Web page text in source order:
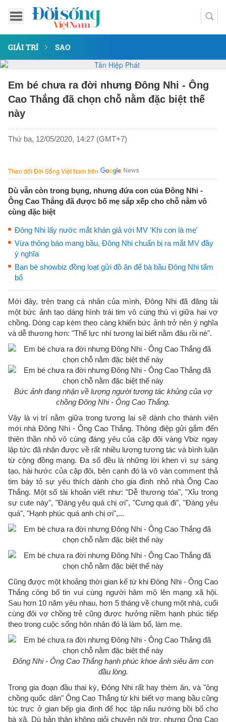
GIẢI TRÍ SAO
Em bé chưa ra đời nhưng Đông Nhi - Ông
Cao Thắng đã chọn chỗ nằm đặc biệt thế
này
Thứ ba, 12/05/2020, 14:27 (GMT+7)
Theo dõi Đời Sống Việt Nam trên
Dù vẫn còn trong bụng, nhưng đứa con của Đông Nhi -
Ông Cao Thắng đã được bố mẹ sắp xếp cho chỗ nằm vô
cùng đặc biệt
Đông Nhi lấy nước mắt khán giả với MV 'Khi con là mẹ'
Vừa thông báo mang bầu, Đông Nhi chuẩn bị ra mắt MV đầy
ý nghĩa
Bạn bè showbiz đồng loạt gửi đồ ăn để bà bầu Đông Nhi tẩm
bổ
Mới đây, trên trang cá nhân của mình, Đông Nhi đã đăng tải
một bức ảnh tạo dáng hình trái tim vô cùng thú vị giữa hai vợ
chồng. Dòng cap kèm theo càng khiến bức ảnh trở nên ý nghĩa
và dễ thương hơn: "Thế lực nhí tương lai biết nằm đâu rồi nè".
Bức ảnh đang nhận về lượng người tương tác khủng của vợ
chồng Đông Nhi - Ông Cao Thắng.
Vậy là vị trí nằm giữa trong tương lai sẽ dành cho thành viên
mới nhà Đông Nhi - Ông Cao Thắng. Thông điệp gửi gắm đến
thiên thần nhỏ vô cùng đáng yêu của cặp đôi vàng Vbiz ngay
lập tức đã nhận được về rất nhiều lượng tương tác và bình luận
từ cộng đồng mạng. Đa số đều là những lời khen vì sự sáng
tạo, hài hước của cặp đôi, bên cạnh đó là vô vàn comment thả
tim bày tỏ sự yêu thích dành cho gia đình nhỏ nhà Ông Cao
Thắng. Một số tài khoản viết như: "Dễ thương tóa", "Xỉu trong
sự cute này", "Đáng yêu quá chị ơi", "Cưng quá đi", "Đáng yêu
quá", "Hạnh phúc quá anh chị ơi",...
Cũng được một khoảng thời gian kể từ khi Đông Nhi - Ông Cao
Thắng công bố tin vui cùng người hâm mộ lên mạng xã hội.
Sau hơn 10 năm yêu nhau, hơn 5 tháng về chung một nhà, cuối
cùng đôi vợ chồng trẻ cũng được hưởng niềm hạnh phúc tiếp
theo trong cuộc sống hôn nhân đó là làm bố, làm mẹ.
Đông Nhi - Ông Cao Thắng hạnh phúc khoe ảnh siêu âm con
đầu lòng.
Trong gia đoạn đầu thai kỳ, Đông Nhi rất hay thèm ăn, và "ông
chồng quốc dân" Ông Cao Thắng từ khi biết vợ mang bầu cũng
túc trực ở gian bếp gia đình để học tập nấu nướng bồi bổ cho
bà xã. Dù bản thân không giỏi chuyện nội trợ, nhưng Ông Cao